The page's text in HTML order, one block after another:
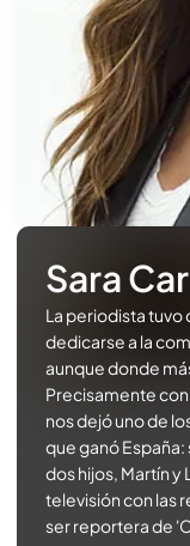
Sara
La periodista
dedicarse a la
aunque donde
Precisamente
nos dejó uno de
que ganó España:
dos hijos, Martín y
televisión con las
ser reportera de